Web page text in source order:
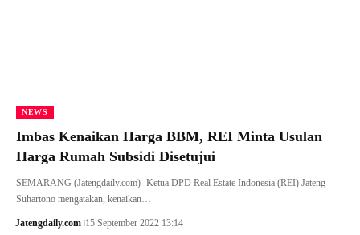
NEWS
Imbas Kenaikan Harga BBM, REI Minta Usulan
Harga Rumah Subsidi Disetujui
SEMARANG (Jatengdaily.com)- Ketua DPD Real Estate Indonesia (REI) Jateng
Suhartono mengatakan, kenaikan…
Jatengdaily.com 15 September 2022 13:14